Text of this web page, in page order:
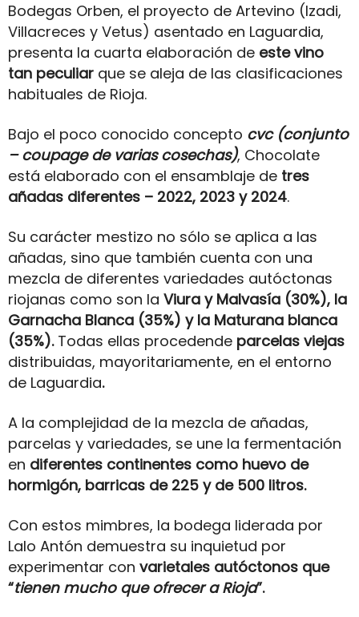
Bodegas Orben, el proyecto de Artevino (Izadi,
Villacreces y Vetus) asentado en Laguardia,
presenta la cuarta elaboración de este vino
tan peculiar que se aleja de las clasificaciones
habituales de Rioja.
Bajo el poco conocido concepto cvc (conjunto
– coupage de varias cosechas), Chocolate
está elaborado con el ensamblaje de tres
añadas diferentes – 2022, 2023 y 2024.
Su carácter mestizo no sólo se aplica a las
añadas, sino que también cuenta con una
mezcla de diferentes variedades autóctonas
riojanas como son la Viura y Malvasía (30%), la
Garnacha Blanca (35%) y la Maturana blanca
(35%). Todas ellas procedende parcelas viejas
distribuidas, mayoritariamente, en el entorno
de Laguardia.
A la complejidad de la mezcla de añadas,
parcelas y variedades, se une la fermentación
en diferentes continentes como huevo de
hormigón, barricas de 225 y de 500 litros.
Con estos mimbres, la bodega liderada por
Lalo Antón demuestra su inquietud por
experimentar con varietales autóctonos que
“tienen mucho que ofrecer a Rioja”.